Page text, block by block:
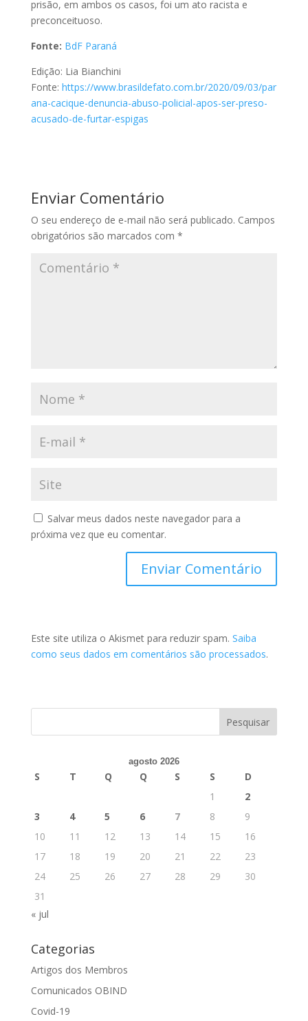
prisão, em ambos os casos, foi um ato racista e
preconceituoso.
Fonte: BdF Paraná
Edição: Lia Bianchini
Fonte: https://www.brasildefato.com.br/2020/09/03/par
ana-cacique-denuncia-abuso-policial-apos-ser-preso-
acusado-de-furtar-espigas
Enviar Comentário
O seu endereço de e-mail não será publicado. Campos
obrigatórios são marcados com *
Salvar meus dados neste navegador para a
próxima vez que eu comentar.
Este site utiliza o Akismet para reduzir spam. Saiba
como seus dados em comentários são processados.
agosto 2026
S T Q Q S S
D
1
2
3
4 5 6 7 8
9
10
11 12 13 14 15
16
17
18 19 20 21 22
23
24
25 26 27 28 29
30
31
« jul
Categorias
Artigos dos Membros
Comunicados OBIND
Covid-19